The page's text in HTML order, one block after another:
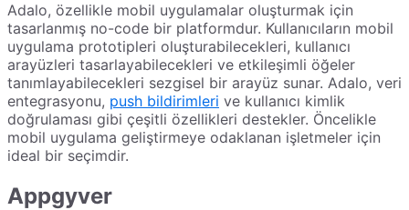
Adalo, özellikle mobil uygulamalar oluşturmak için
tasarlanmış no-code bir platformdur. Kullanıcıların mobil
uygulama prototipleri oluşturabilecekleri, kullanıcı
arayüzleri tasarlayabilecekleri ve etkileşimli öğeler
tanımlayabilecekleri sezgisel bir arayüz sunar. Adalo, veri
entegrasyonu, push bildirimleri ve kullanıcı kimlik
doğrulaması gibi çeşitli özellikleri destekler. Öncelikle
mobil uygulama geliştirmeye odaklanan işletmeler için
ideal bir seçimdir.
Appgyver